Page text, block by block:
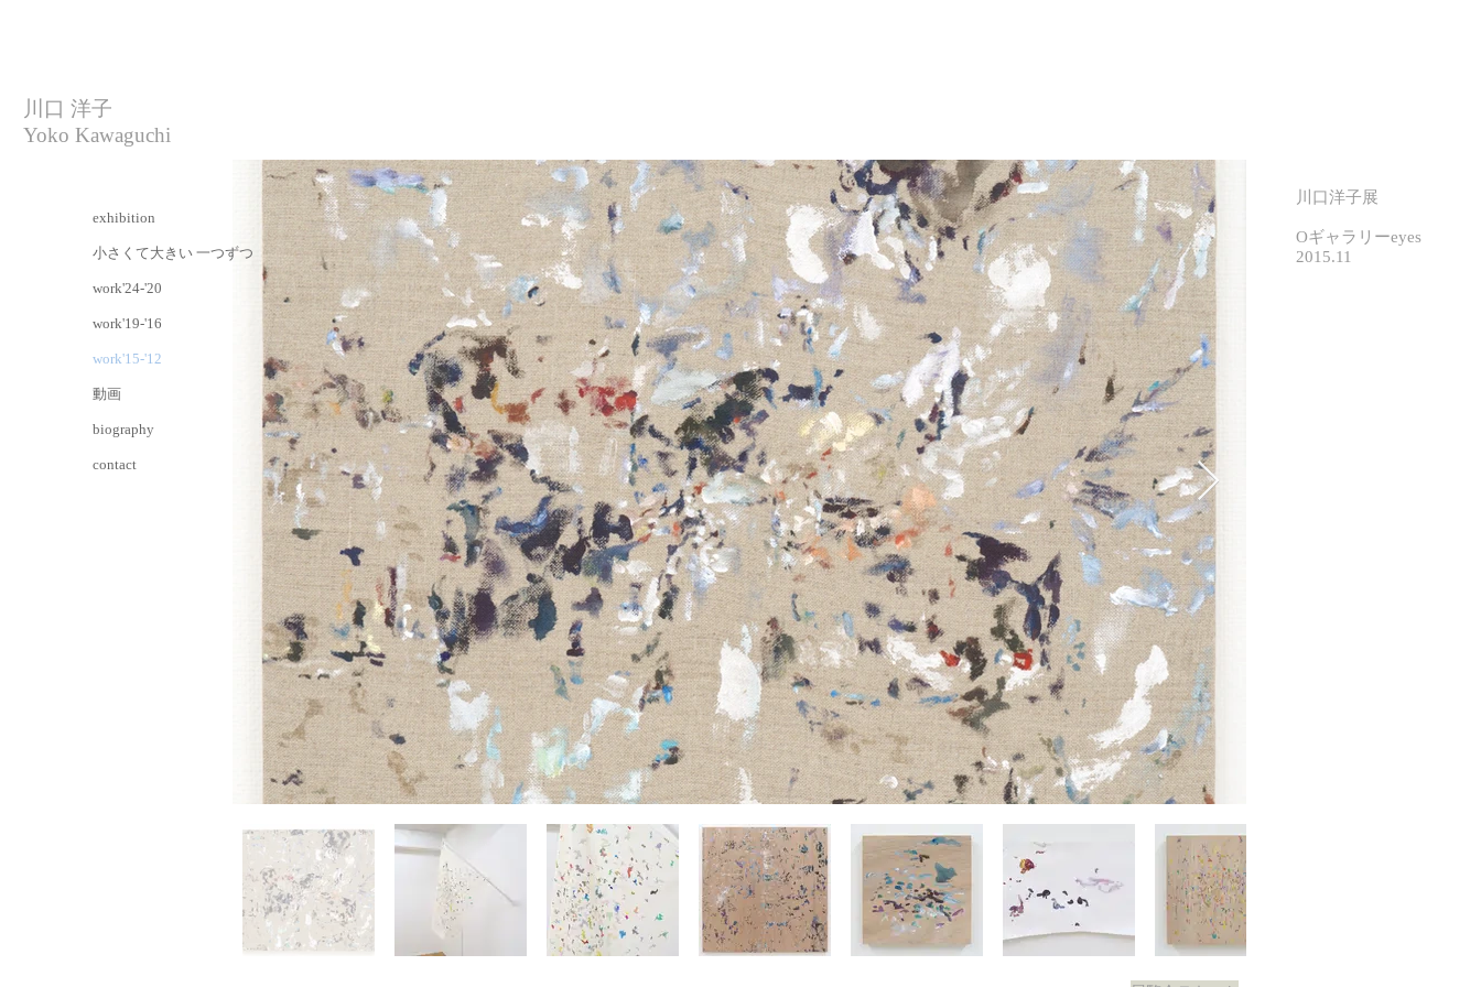
exhibition
小さくて大きい 一つずつ
work'24-'20
work'19-'16
work'15-'12
動画
biography
contact
川口 洋子
Yoko Kawaguchi
川口洋子展
Oギャラリーeyes
2015.11